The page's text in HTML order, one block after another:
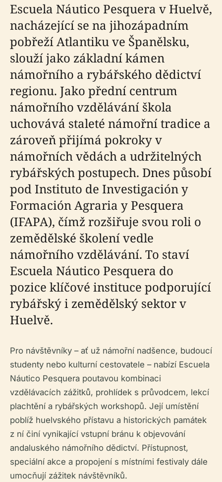
Escuela Náutico Pesquera v Huelvě,
nacházející se na jihozápadním
pobřeží Atlantiku ve Španělsku,
slouží jako základní kámen
námořního a rybářského dědictví
regionu. Jako přední centrum
námořního vzdělávání škola
uchovává staleté námořní tradice a
zároveň přijímá pokroky v
námořních vědách a udržitelných
rybářských postupech. Dnes působí
pod Instituto de Investigación y
Formación Agraria y Pesquera
(IFAPA), čímž rozšiřuje svou roli o
zemědělské školení vedle
námořního vzdělávání. To staví
Escuela Náutico Pesquera do
pozice klíčové instituce podporující
rybářský i zemědělský sektor v
Huelvě.
Pro návštěvníky – ať už námořní nadšence, budoucí
studenty nebo kulturní cestovatele – nabízí Escuela
Náutico Pesquera poutavou kombinaci
vzdělávacích zážitků, prohlídek s průvodcem, lekcí
plachtění a rybářských workshopů. Její umístění
poblíž huelvského přístavu a historických památek
z ní činí vynikající vstupní bránu k objevování
andaluského námořního dědictví. Přístupnost,
speciální akce a propojení s místními festivaly dále
umocňují zážitek návštěvníků.